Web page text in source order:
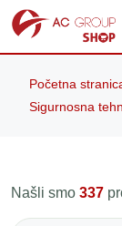
Početna
Sigurnosna
Našli smo 337